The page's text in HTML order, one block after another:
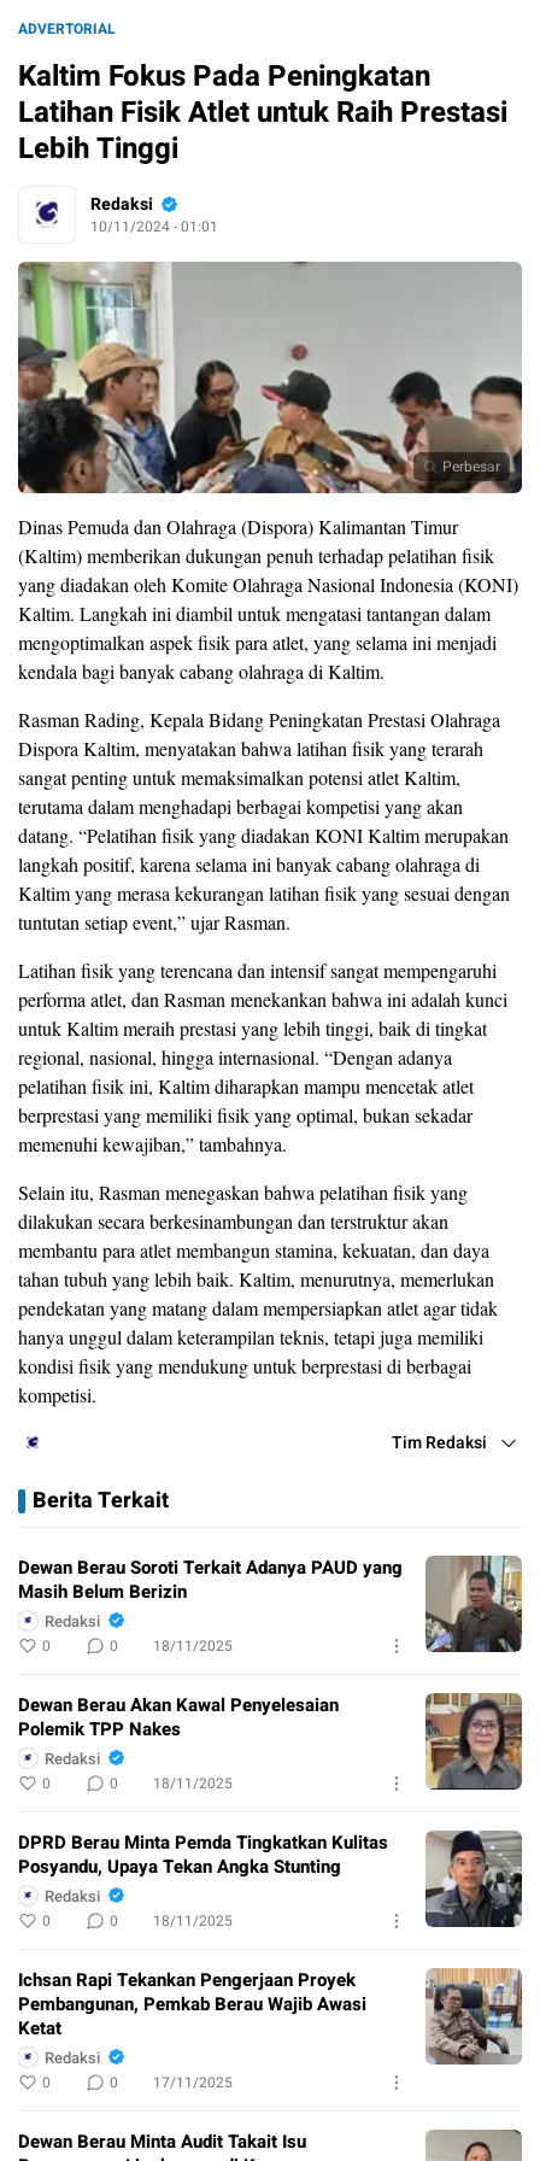
ADVERTORIAL
Kaltim Fokus Pada Peningkatan
Latihan Fisik Atlet untuk Raih Prestasi
Lebih Tinggi
Redaksi
10/11/2024 - 01:01
Perbesar
Dinas Pemuda dan Olahraga (Dispora) Kalimantan Timur
(Kaltim) memberikan dukungan penuh terhadap pelatihan fisik
yang diadakan oleh Komite Olahraga Nasional Indonesia (KONI)
Kaltim. Langkah ini diambil untuk mengatasi tantangan dalam
mengoptimalkan aspek fisik para atlet, yang selama ini menjadi
kendala bagi banyak cabang olahraga di Kaltim.
Rasman Rading, Kepala Bidang Peningkatan Prestasi Olahraga
Dispora Kaltim, menyatakan bahwa latihan fisik yang terarah
sangat penting untuk memaksimalkan potensi atlet Kaltim,
terutama dalam menghadapi berbagai kompetisi yang akan
datang. “Pelatihan fisik yang diadakan KONI Kaltim merupakan
langkah positif, karena selama ini banyak cabang olahraga di
Kaltim yang merasa kekurangan latihan fisik yang sesuai dengan
tuntutan setiap event,” ujar Rasman.
Latihan fisik yang terencana dan intensif sangat mempengaruhi
performa atlet, dan Rasman menekankan bahwa ini adalah kunci
untuk Kaltim meraih prestasi yang lebih tinggi, baik di tingkat
regional, nasional, hingga internasional. “Dengan adanya
pelatihan fisik ini, Kaltim diharapkan mampu mencetak atlet
berprestasi yang memiliki fisik yang optimal, bukan sekadar
memenuhi kewajiban,” tambahnya.
Selain itu, Rasman menegaskan bahwa pelatihan fisik yang
dilakukan secara berkesinambungan dan terstruktur akan
membantu para atlet membangun stamina, kekuatan, dan daya
tahan tubuh yang lebih baik. Kaltim, menurutnya, memerlukan
pendekatan yang matang dalam mempersiapkan atlet agar tidak
hanya unggul dalam keterampilan teknis, tetapi juga memiliki
kondisi fisik yang mendukung untuk berprestasi di berbagai
kompetisi.
Tim Redaksi
Berita Terkait
Dewan Berau Soroti Terkait Adanya PAUD yang
Masih Belum Berizin
Redaksi
0 0 18/11/2025
Dewan Berau Akan Kawal Penyelesaian
Polemik TPP Nakes
Redaksi
0 0 18/11/2025
DPRD Berau Minta Pemda Tingkatkan Kulitas
Posyandu, Upaya Tekan Angka Stunting
Redaksi
0 0 18/11/2025
Ichsan Rapi Tekankan Pengerjaan Proyek
Pembangunan, Pemkab Berau Wajib Awasi
Ketat
Redaksi
0 0 17/11/2025
Dewan Berau Minta Audit Takait Isu